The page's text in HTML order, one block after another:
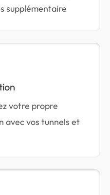
supplémentaire
votre propre
avec vos tunnels et